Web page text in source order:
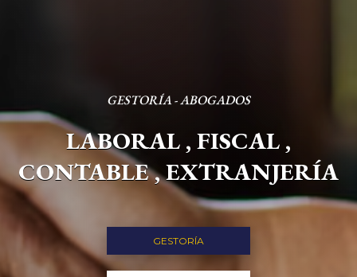
GESTORÍA - ABOGADOS
LABORAL , FISCAL ,
CONTABLE , EXTRANJERÍA
GESTORÍA